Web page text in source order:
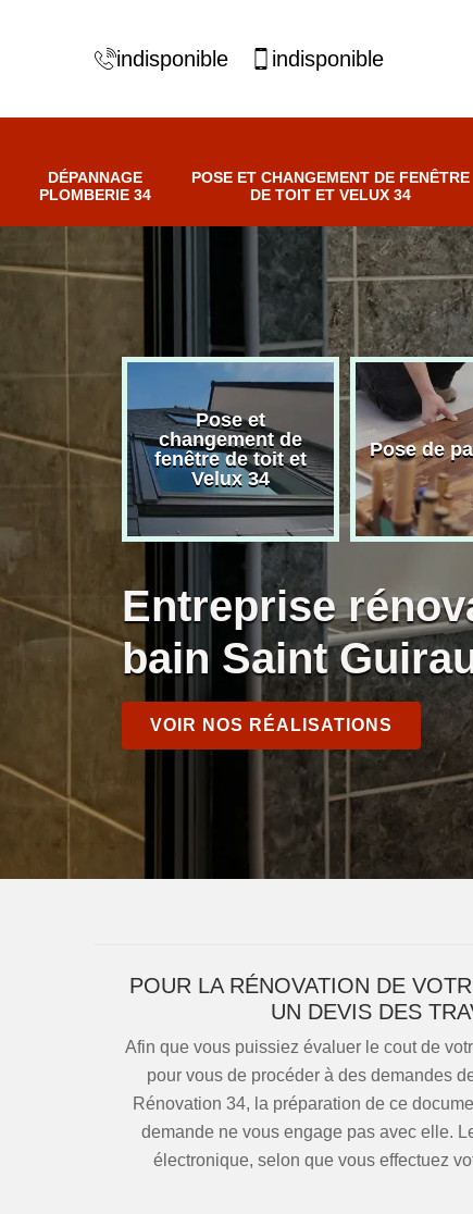
indisponible indisponible
DÉPANNAGE
PLOMBERIE 34
POSE ET CHANGEMENT DE FENÊTRE
DE TOIT ET VELUX 34
34
Pose et
changement de
fenêtre de toit et
Velux 34
Pose de
Entreprise
bain Saint
VOIR NOS RÉALISATIONS
POUR LA RÉNOVATION DE
UN DEVIS DES
Afin que vous puissiez évaluer le cout de
pour vous de procéder à des demandes
Rénovation 34, la préparation de ce
demande ne vous engage pas avec elle.
électronique, selon que vous effectuez